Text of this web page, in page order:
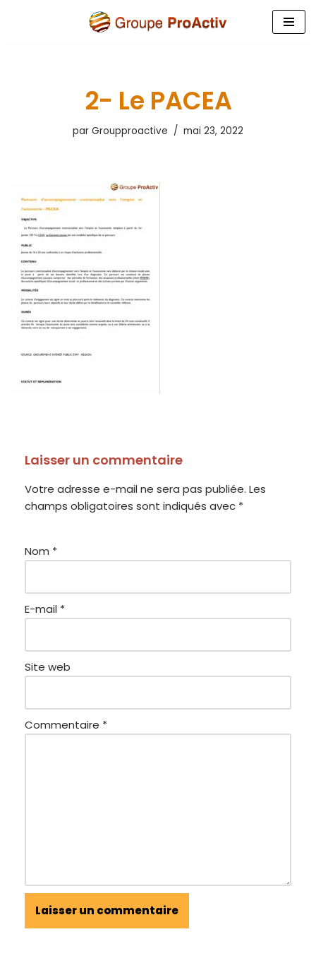
2- Le PACEA
par Groupproactive mai 23, 2022
Laisser un commentaire
Votre adresse e-mail ne sera pas publiée. Les
champs obligatoires sont indiqués avec *
Nom *
E-mail *
Site web
Commentaire *